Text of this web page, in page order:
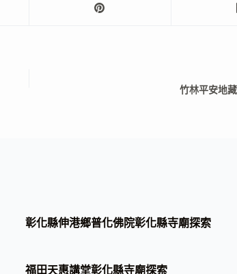
竹林平安地
彰化縣伸港鄉普化佛院彰化縣寺廟探索
福田天惠講堂彰化縣寺廟探索